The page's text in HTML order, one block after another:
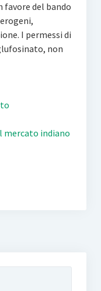
favore del bando
I permessi di
non
mercato indiano